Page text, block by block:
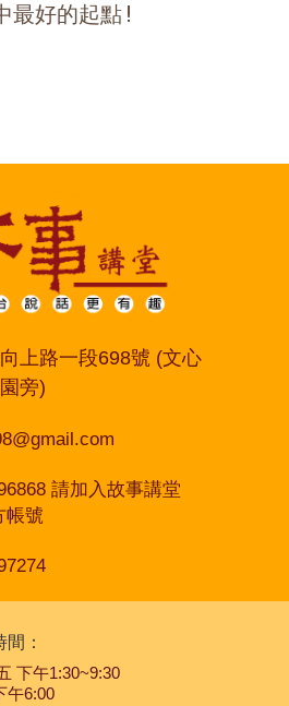
最好的起點!
上路一段698號 (文心
旁)
請加入故事講堂
帳號
間：
下午1:30~9:30
午6:00